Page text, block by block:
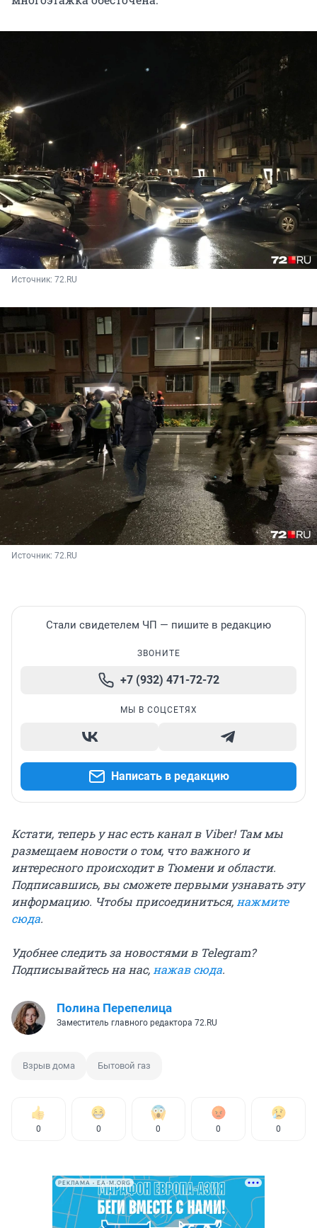
Источник: 72.RU
Источник: 72.RU
Стали свидетелем ЧП — пишите в редакцию
ЗВОНИТЕ
+7 (932) 471-72-72
МЫ В СОЦСЕТЯХ
Написать в редакцию
Кстати, теперь у нас есть канал в Viber! Там мы
размещаем новости о том, что важного и
интересного происходит в Тюмени и области.
Подписавшись, вы сможете первыми узнавать эту
информацию. Чтобы присоединиться, нажмите
сюда.
Удобнее следить за новостями в Telegram?
Подписывайтесь на нас, нажав сюда.
Полина Перепелица
Заместитель главного редактора 72.RU
Взрыв дома Бытовой газ
0 0 0 0 0
РЕКЛАМА • EA-M.ORG